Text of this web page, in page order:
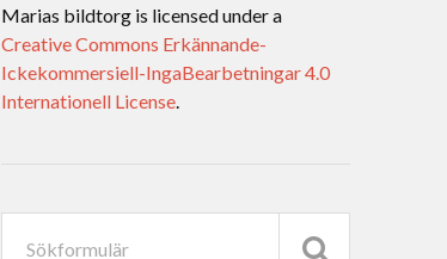
Marias bildtorgis licensed under a
Creative Commons Erkännande-
Ickekommersiell-IngaBearbetningar 4.0
Internationell License.